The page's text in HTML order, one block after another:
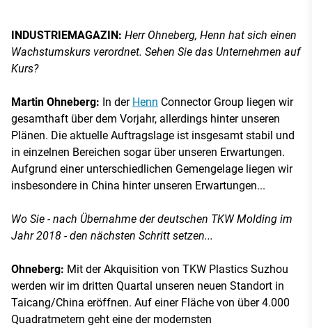
INDUSTRIEMAGAZIN: Herr Ohneberg, Henn hat sich einen
Wachstumskurs verordnet. Sehen Sie das Unternehmen auf
Kurs?
Martin Ohneberg: In der Henn Connector Group liegen wir
gesamthaft über dem Vorjahr, allerdings hinter unseren
Plänen. Die aktuelle Auftragslage ist insgesamt stabil und
in einzelnen Bereichen sogar über unseren Erwartungen.
Aufgrund einer unterschiedlichen Gemengelage liegen wir
insbesondere in China hinter unseren Erwartungen...
Wo Sie - nach Übernahme der deutschen TKW Molding im
Jahr 2018 - den nächsten Schritt setzen...
Ohneberg: Mit der Akquisition von TKW Plastics Suzhou
werden wir im dritten Quartal unseren neuen Standort in
Taicang/China eröffnen. Auf einer Fläche von über 4.000
Quadratmetern geht eine der modernsten